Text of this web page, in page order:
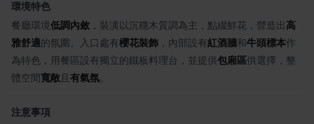
環境特色
餐廳環境低調內斂 ，裝潢以沉穩木質調為主，點綴鮮花，營造出高
雅舒適的氛圍。入口處有櫻花裝飾 ，內部設有紅酒牆和牛頭標本作
為特色，用餐區設有獨立的鐵板料理台，並提供包廂區供選擇，整
體空間寬敞 且 有氣氛
注意事項